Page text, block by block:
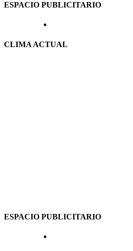
ESPACIO PUBLICITARIO
CLIMA ACTUAL
ESPACIO PUBLICITARIO